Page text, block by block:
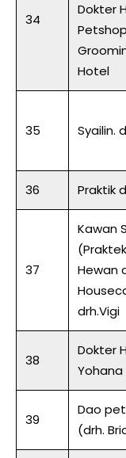
34
Dokter
Hotel
35 Syailin.
36 Praktik
37
Kawan
Hewan
drh.Vigi
38
Dokter
Yohana
39
Dao
(drh.